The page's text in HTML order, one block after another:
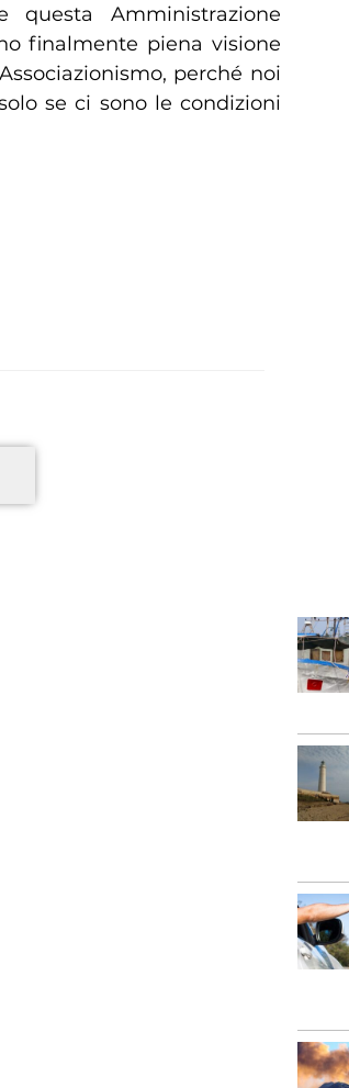
Amministrazione
finalmente piena visione
perché noi
se ci sono le condizioni